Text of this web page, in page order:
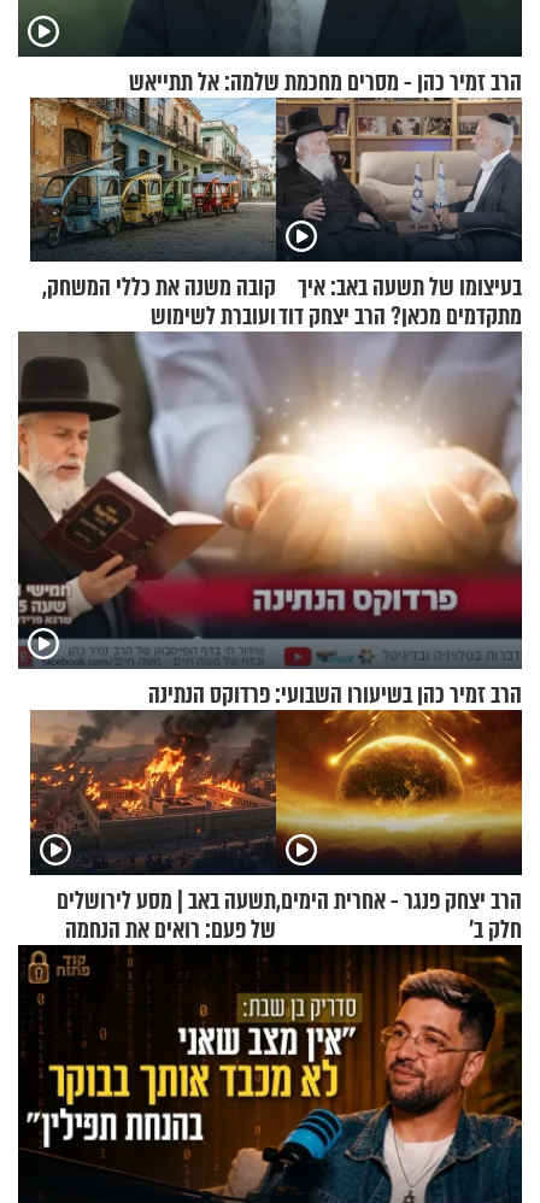
הרב זמיר כהן - מסרים מחכמת שלמה: אל תתייאש
בעיצומו של תשעה באב: איך
מתקדמים מכאן? הרב יצחק דוד
גרוסמן בשיחה מיוחדת
קובה משנה את כללי המשחק,
ועוברת לשימוש
בתלת־אופנועים סולאריים
הרב זמיר כהן בשיעורו השבועי: פרדוקס הנתינה
הרב יצחק פנגר - אחרית הימים,
חלק ב’
תשעה באב | מסע לירושלים
של פעם: רואים את הנחמה